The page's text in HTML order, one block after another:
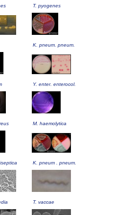
T. pyogenes
K. pneum. pneum.
Y. enter. enterocol.
M. haemolytica
K. pneum . pneum.
T. vaccae